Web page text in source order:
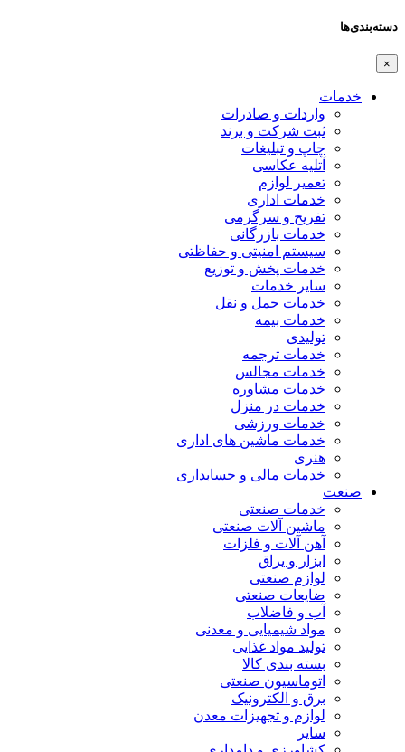
دسته‌بندی‌ها
×
خدمات
واردات و صادرات
ثبت شرکت و برند
چاپ و تبلیغات
آتلیه عکاسی
تعمیر لوازم
خدمات اداری
تفریح و سرگرمی
خدمات بازرگانی
سیستم امنیتی و حفاظتی
خدمات پخش و توزیع
سایر خدمات
خدمات حمل و نقل
خدمات بیمه
تولیدی
خدمات ترجمه
خدمات مجالس
خدمات مشاوره
خدمات در منزل
خدمات ورزشی
خدمات ماشین های اداری
هنری
خدمات مالی و حسابداری
صنعت
خدمات صنعتی
ماشین آلات صنعتی
آهن آلات و فلزات
ابزار و یراق
لوازم صنعتی
ضایعات صنعتی
آب و فاضلاب
مواد شیمیایی و معدنی
تولید مواد غذایی
بسته بندی کالا
اتوماسیون صنعتی
برق و الکترونیک
لوازم و تجهیزات معدن
سایر